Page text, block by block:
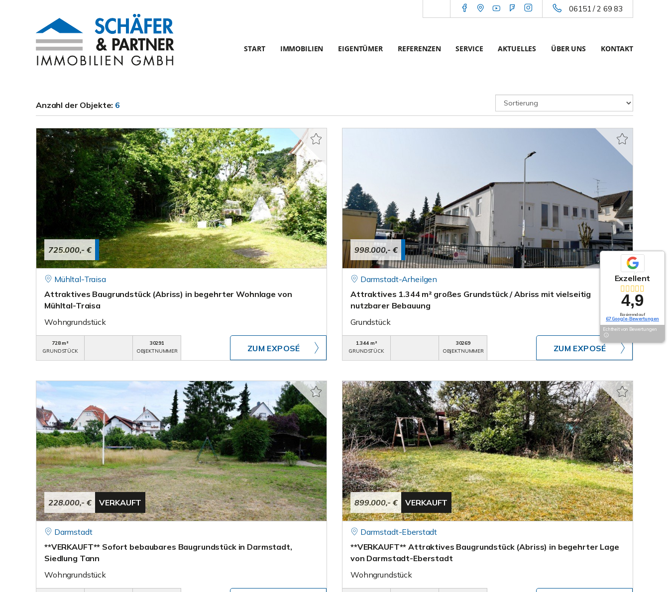
06151 / 2 69 83
START IMMOBILIEN EIGENTÜMER REFERENZEN SERVICE AKTUELLES ÜBER UNS KONTAKT
Anzahl der Objekte: 6
725.000,- €
Mühltal-Traisa
Attraktives Baugrundstück (Abriss) in begehrter Wohnlage von
Mühltal-Traisa
Wohngrundstück
728 m²
GRUNDSTÜCK
30291
OBJEKTNUMMER
ZUM EXPOSÉ
998.000,- €
Darmstadt-Arheilgen
Attraktives 1.344 m² großes Grundstück / Abriss mit vielseitig
nutzbarer Bebauung
Grundstück
1.344 m²
GRUNDSTÜCK
30269
OBJEKTNUMMER
ZUM EXPOSÉ
228.000,- € VERKAUFT
Darmstadt
**VERKAUFT** Sofort bebaubares Baugrundstück in Darmstadt,
Siedlung Tann
Wohngrundstück
899.000,- € VERKAUFT
Darmstadt-Eberstadt
**VERKAUFT** Attraktives Baugrundstück (Abriss) in begehrter Lage
von Darmstadt-Eberstadt
Wohngrundstück
Exzellent
4,9
Basierend auf
67 Google-Bewertungen
Echtheit von Bewertungen